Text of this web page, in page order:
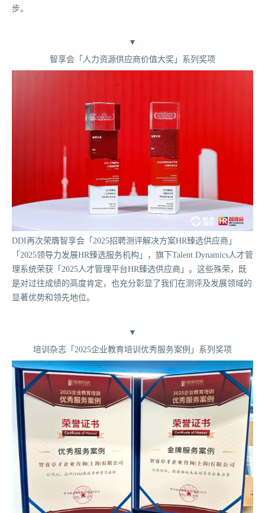
步。
▼
智享会「人力资源供应商价值大奖」系列奖项
DDI再次荣膺智享会「2025招聘测评解决方案HR臻选供应商」
「2025领导力发展HR臻选服务机构」，旗下Talent Dynamics人才管
理系统荣获「2025人才管理平台HR臻选供应商」。这些殊荣，既
是对过往成绩的高度肯定，也充分彰显了我们在测评及发展领域的
显著优势和领先地位。
▼
培训杂志「2025企业教育培训优秀服务案例」系列奖项